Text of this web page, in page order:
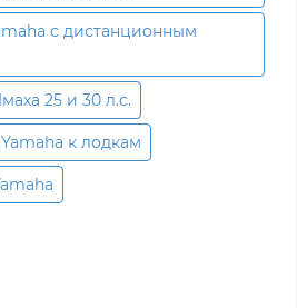
с дистанционным
25 и 30 л.с.
к лодкам